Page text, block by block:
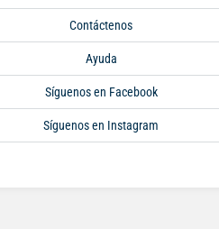
Contáctenos
Ayuda
Síguenos en Facebook
Síguenos en Instagram